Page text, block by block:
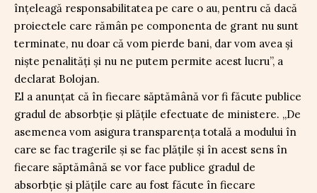
înțeleagă responsabilitatea pe care o au, pentru că dacă
proiectele care rămân pe componenta de grant nu sunt
terminate, nu doar că vom pierde bani, dar vom avea și
niște penalități și nu ne putem permite acest lucru”, a
declarat Bolojan.
El a anunțat că în fiecare săptămână vor fi făcute publice
gradul de absorbție și plățile efectuate de ministere. „De
asemenea vom asigura transparența totală a modului în
care se fac tragerile și se fac plățile și în acest sens în
fiecare săptămână se vor face publice gradul de
absorbție și plățile care au fost făcute în fiecare